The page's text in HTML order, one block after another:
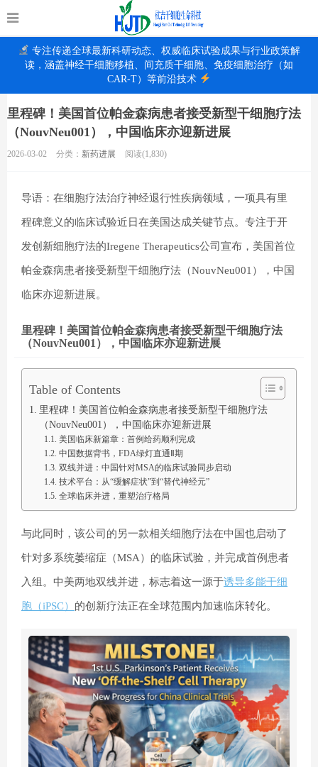
专注传递全球最新科研动态、权威临床试验成果与行业政策解
读，涵盖神经干细胞移植、间充质干细胞、免疫细胞治疗（如
CAR-T）等前沿技术
里程碑！美国首位帕金森病患者接受新型干细胞疗法
（NouvNeu001），中国临床亦迎新进展
2026-03-02 分类： 新药进展 阅读(1,830)
导语：在细胞疗法治疗神经退行性疾病领域，一项具有里
程碑意义的临床试验近日在美国达成关键节点。专注于开
发创新细胞疗法的Iregene Therapeutics公司宣布，美国首位
帕金森病患者接受新型干细胞疗法（NouvNeu001），中国
临床亦迎新进展。
里程碑！美国首位帕金森病患者接受新型干细胞疗法
（NouvNeu001），中国临床亦迎新进展
Table of Contents
里程碑！美国首位帕金森病患者接受新型干细胞疗法
（NouvNeu001），中国临床亦迎新进展
美国临床新篇章：首例给药顺利完成
中国数据背书，FDA绿灯直通Ⅱ期
双线并进：中国针对MSA的临床试验同步启动
技术平台：从“缓解症状”到“替代神经元”
全球临床并进，重塑治疗格局
与此同时，该公司的另一款相关细胞疗法在中国也启动了
针对多系统萎缩症 （MSA）的临床试验，并完成首例患者
入组。中美两地双线并进，标志着这一源于诱导多能干细
胞（iPSC） 的创新疗法正在全球范围内加速临床转化。